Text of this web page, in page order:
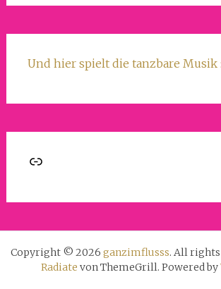
Und hier spielt die tanzbare Musik
Copyright © 2026 ganzimflusss. All rights
Radiate von ThemeGrill. Powered by